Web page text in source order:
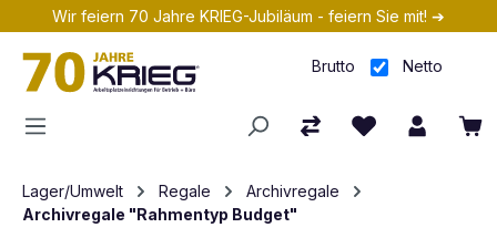
Zum Hauptinhalt springen
Wir feiern 70 Jahre KRIEG-Jubiläum - feiern Sie mit! ➔
Brutto Netto
Lager/Umwelt Regale
Archivregale
Archivregale "Rahmentyp Budget"